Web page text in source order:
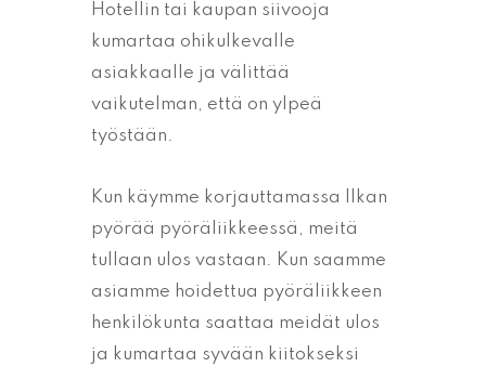
Hotellin tai kaupan siivooja
kumartaa ohikulkevalle
asiakkaalle ja välittää
vaikutelman, että on ylpeä
työstään.
Kun käymme korjauttamassa Ilkan
pyörää pyöräliikkeessä, meitä
tullaan ulos vastaan. Kun saamme
asiamme hoidettua pyöräliikkeen
henkilökunta saattaa meidät ulos
ja kumartaa syvään kiitokseksi